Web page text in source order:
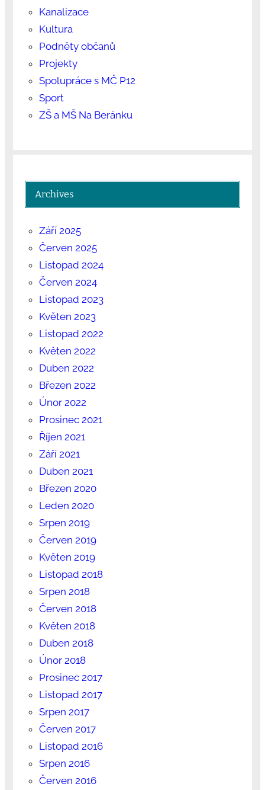
Kanalizace
Kultura
Podněty občanů
Projekty
Spolupráce s MČ P12
Sport
ZŠ a MŠ Na Beránku
Archives
Září 2025
Červen 2025
Listopad 2024
Červen 2024
Listopad 2023
Květen 2023
Listopad 2022
Květen 2022
Duben 2022
Březen 2022
Únor 2022
Prosinec 2021
Říjen 2021
Září 2021
Duben 2021
Březen 2020
Leden 2020
Srpen 2019
Červen 2019
Květen 2019
Listopad 2018
Srpen 2018
Červen 2018
Květen 2018
Duben 2018
Únor 2018
Prosinec 2017
Listopad 2017
Srpen 2017
Červen 2017
Listopad 2016
Srpen 2016
Červen 2016